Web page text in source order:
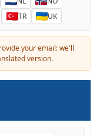
TR UK
your email: we'll
version.